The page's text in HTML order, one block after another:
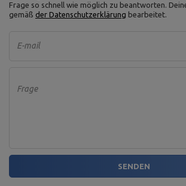
Frage so schnell wie möglich zu beantworten.
gemäß der Datenschutzerklärung bearbeitet.
E-mail
Frage
SENDEN